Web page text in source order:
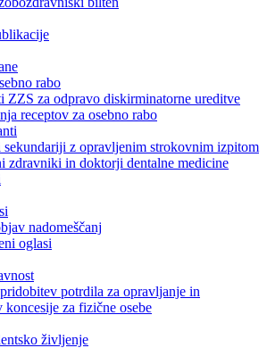
rabo
ZZS za odpravo diskirminatorne ureditve
receptov za osebno rabo
z opravljenim strokovnim izpitom
zdravniki in doktorji dentalne medicine
nadomeščanj
oglasi
potrdila za opravljanje in
koncesije za fizične osebe
življenje